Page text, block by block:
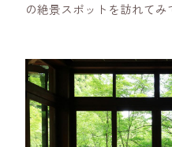
の絶景スポットを訪れてみ